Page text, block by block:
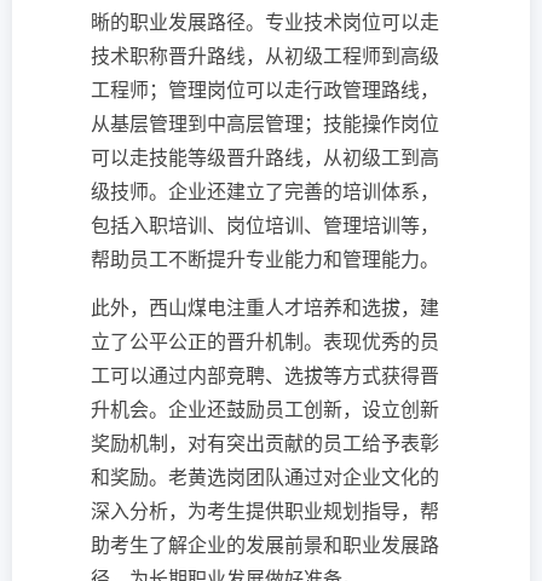
晰的职业发展路径。专业技术岗位可以走
技术职称晋升路线，从初级工程师到高级
工程师；管理岗位可以走行政管理路线，
从基层管理到中高层管理；技能操作岗位
可以走技能等级晋升路线，从初级工到高
级技师。企业还建立了完善的培训体系，
包括入职培训、岗位培训、管理培训等，
帮助员工不断提升专业能力和管理能力。
此外，西山煤电注重人才培养和选拔，建
立了公平公正的晋升机制。表现优秀的员
工可以通过内部竞聘、选拔等方式获得晋
升机会。企业还鼓励员工创新，设立创新
奖励机制，对有突出贡献的员工给予表彰
和奖励。老黄选岗团队通过对企业文化的
深入分析，为考生提供职业规划指导，帮
助考生了解企业的发展前景和职业发展路